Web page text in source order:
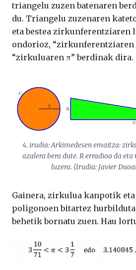
triangelu zuzen batenaren
du. Triangelu zuzenaren
eta bestea zirkunferentziaren
ondorioz, “zirkunferentziaren
“zirkuluaren π” berdinak dira.
4. irudia: Arkimedesen emaitza:
azalera bera dute. R erradioa da
luzera. (Irudia: Javier
Gainera, zirkulua kanpotik
poligonoen bitartez
behetik bornatu zuen. Hau